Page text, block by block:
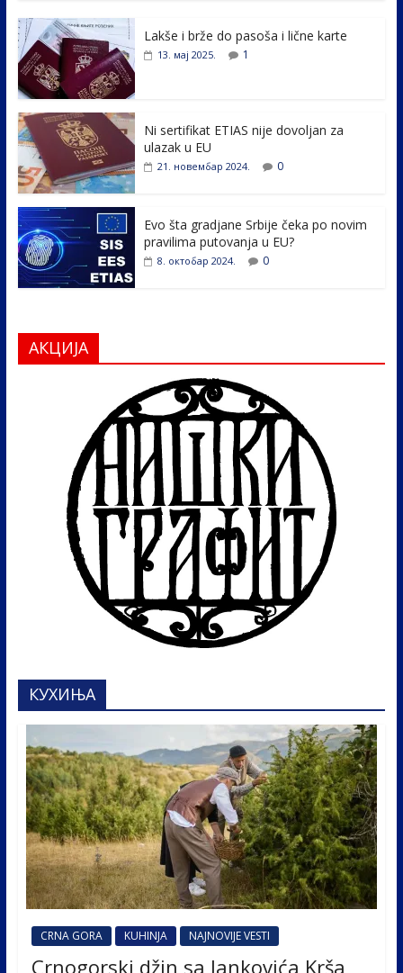
e
b
o
o
k
itt
er e
er ar
e
Lakše i brže do pasoša i lične karte
13. мај 2025. 1
Ni sertifikat ETIAS nije dovoljan za
ulazak u EU
21. новембар 2024. 0
Evo šta gradjane Srbije čeka po novim
pravilima putovanja u EU?
8. октобар 2024. 0
АКЦИЈА
КУХИЊА
CRNA GORA KUHINJA NAJNOVIJE VESTI
Crnogorski džin sa Jankovića Krša